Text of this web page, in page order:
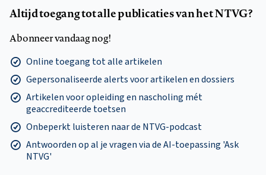
Altijd toegang tot alle publicaties van het NTVG?
Abonneer vandaag nog!
Online toegang tot alle artikelen
Gepersonaliseerde alerts voor artikelen en dossiers
Artikelen voor opleiding en nascholing mét
geaccrediteerde toetsen
Onbeperkt luisteren naar de NTVG-podcast
Antwoorden op al je vragen via de AI-toepassing 'Ask
NTVG'